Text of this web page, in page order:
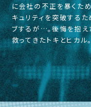
に会社の不正を暴くた
キュリティを突破する
ブするが…。後悔を抱
救ってきたトキとヒカ